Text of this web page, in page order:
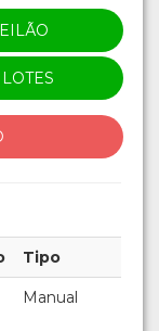
Tipo
Manual